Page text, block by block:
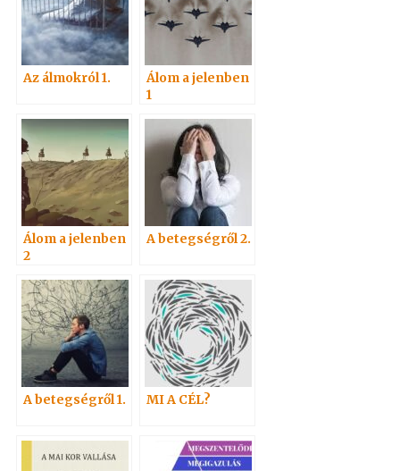
Az álmokról 1.
Álom a jelenben
1
Álom a jelenben
2
A betegségről 2.
A betegségről 1. MI A CÉL?